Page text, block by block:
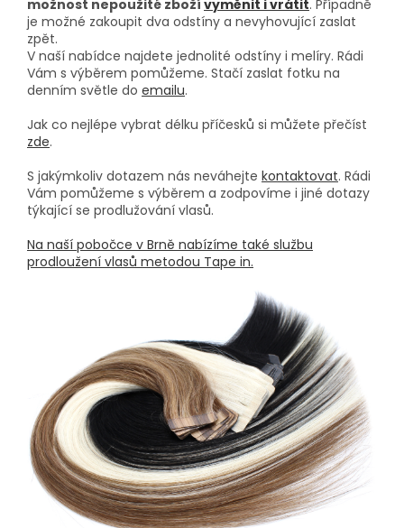
možnost nepoužité zboží vyměnit i vrátit. Případně
je možné zakoupit dva odstíny a nevyhovující zaslat
zpět.
V naší nabídce najdete jednolité odstíny i melíry. Rádi
Vám s výběrem pomůžeme. Stačí zaslat fotku na
denním světle do emailu.
Jak co nejlépe vybrat délku příčesků si můžete přečíst
zde.
S jakýmkoliv dotazem nás neváhejte kontaktovat. Rádi
Vám pomůžeme s výběrem a zodpovíme i jiné dotazy
týkající se prodlužování vlasů.
Na naší pobočce v Brně nabízíme také službu
prodloužení vlasů metodou Tape in.